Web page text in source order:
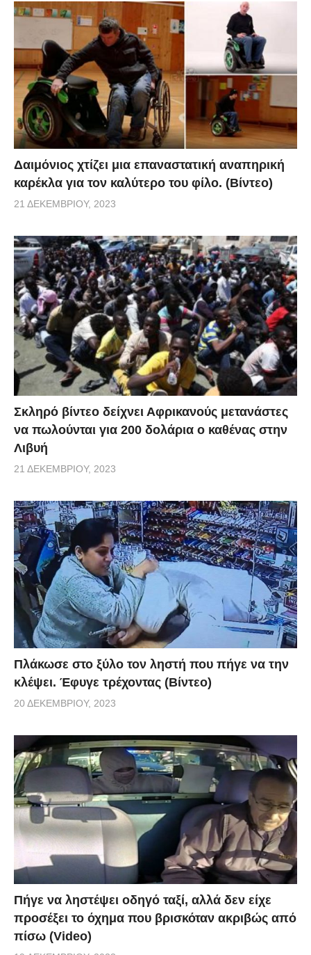
Δαιμόνιος χτίζει μια επαναστατική αναπηρική
καρέκλα για τον καλύτερο του φίλο. (Βίντεο)
21 ΔΕΚΕΜΒΡΊΟΥ, 2023
Σκληρό βίντεο δείχνει Αφρικανούς μετανάστες
να πωλούνται για 200 δολάρια ο καθένας στην
Λιβυή
21 ΔΕΚΕΜΒΡΊΟΥ, 2023
Πλάκωσε στο ξύλο τον ληστή που πήγε να την
κλέψει. Έφυγε τρέχοντας (Βίντεο)
20 ΔΕΚΕΜΒΡΊΟΥ, 2023
Πήγε να ληστέψει οδηγό ταξί, αλλά δεν είχε
προσέξει το όχημα που βρισκόταν ακριβώς από
πίσω (Video)